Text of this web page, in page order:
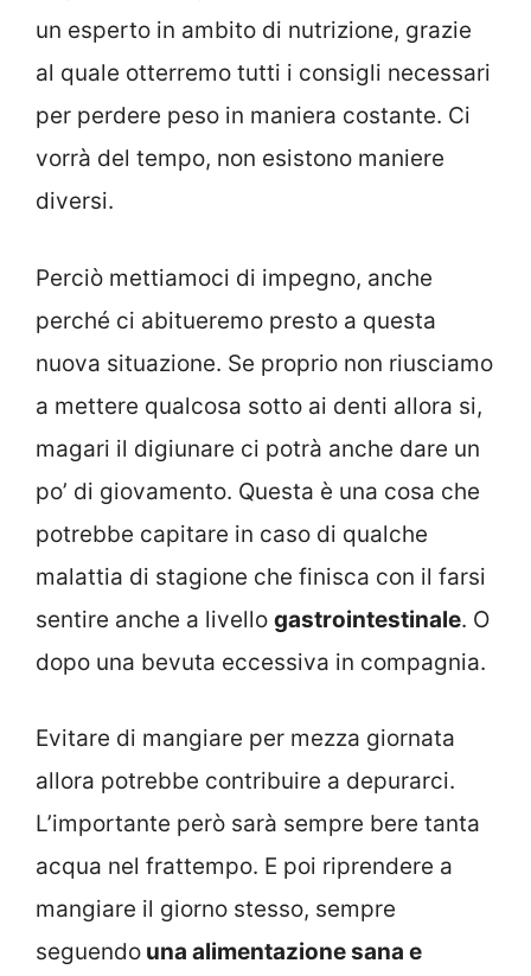
un esperto in ambito di nutrizione, grazie
al quale otterremo tutti i consigli necessari
per perdere peso in maniera costante. Ci
vorrà del tempo, non esistono maniere
diversi.
Perciò mettiamoci di impegno, anche
perché ci abitueremo presto a questa
nuova situazione. Se proprio non riusciamo
a mettere qualcosa sotto ai denti allora si,
magari il digiunare ci potrà anche dare un
po’ di giovamento. Questa è una cosa che
potrebbe capitare in caso di qualche
malattia di stagione che finisca con il farsi
sentire anche a livello gastrointestinale. O
dopo una bevuta eccessiva in compagnia.
Evitare di mangiare per mezza giornata
allora potrebbe contribuire a depurarci.
L’importante però sarà sempre bere tanta
acqua nel frattempo. E poi riprendere a
mangiare il giorno stesso, sempre
seguendo una alimentazione sana e